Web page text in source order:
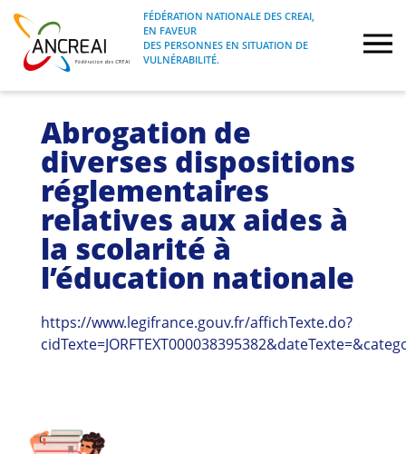
Skip
content
ANCREAI
FÉDÉRATION NATIONALE DES CREAI, EN
FAVEUR DES PERSONNES EN SITUATION
FÉDÉRATION NATIONALE DES CREAI,
EN FAVEUR
DES PERSONNES EN SITUATION DE
VULNÉRABILITÉ.
Etudes
Journées nationales
Formations
Projets Fédéraux
Abrogation de
diverses dispositions
réglementaires
relatives aux aides à
la scolarité à
l’éducation nationale
https://www.legifrance.gouv.fr/affichTexte.do?